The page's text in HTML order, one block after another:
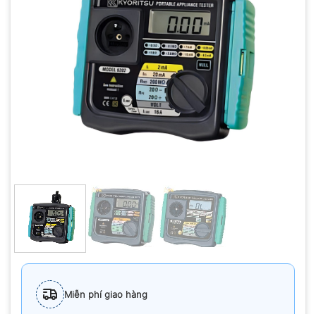
Miễn phí giao hàng